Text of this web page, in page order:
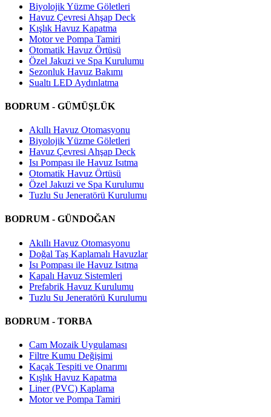
Biyolojik Yüzme Göletleri
Havuz Çevresi Ahşap Deck
Kışlık Havuz Kapatma
Motor ve Pompa Tamiri
Otomatik Havuz Örtüsü
Özel Jakuzi ve Spa Kurulumu
Sezonluk Havuz Bakımı
Sualtı LED Aydınlatma
BODRUM - GÜMÜŞLÜK
Akıllı Havuz Otomasyonu
Biyolojik Yüzme Göletleri
Havuz Çevresi Ahşap Deck
Isı Pompası ile Havuz Isıtma
Otomatik Havuz Örtüsü
Özel Jakuzi ve Spa Kurulumu
Tuzlu Su Jeneratörü Kurulumu
BODRUM - GÜNDOĞAN
Akıllı Havuz Otomasyonu
Doğal Taş Kaplamalı Havuzlar
Isı Pompası ile Havuz Isıtma
Kapalı Havuz Sistemleri
Prefabrik Havuz Kurulumu
Tuzlu Su Jeneratörü Kurulumu
BODRUM - TORBA
Cam Mozaik Uygulaması
Filtre Kumu Değişimi
Kaçak Tespiti ve Onarımı
Kışlık Havuz Kapatma
Liner (PVC) Kaplama
Motor ve Pompa Tamiri